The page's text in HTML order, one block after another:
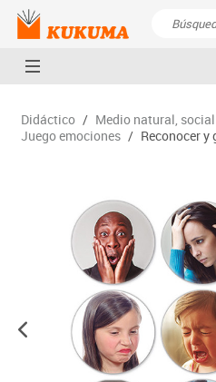
Didáctico / Medio natural,
Juego emociones / Reconocer